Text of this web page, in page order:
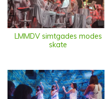
LMMDV simtgades modes
skate